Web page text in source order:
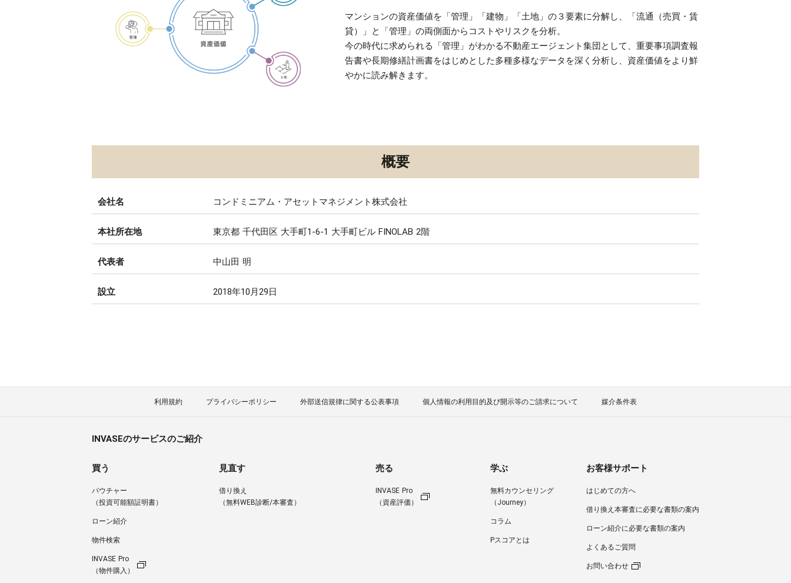
マンションの資産価値を「管理」「建物」「土地」の３要素に分解し、「流通（売買・賃
貸）」と「管理」の両側面からコストやリスクを分析。
今の時代に求められる「管理」がわかる不動産エージェント集団として、重要事項調査報
告書や長期修繕計画書をはじめとした多種多様なデータを深く分析し、資産価値をより鮮
やかに読み解きます。
概要
会社名 コンドミニアム・アセットマネジメント株式会社
本社所在地 東京都 千代田区 大手町1-6-1 大手町ビルFINOLAB 2階
代表者 中山田 明
設立 2018年10月29日
利用規約 プライバシーポリシー 外部送信規律に関する公表事項 個人情報の利用目的及び開示等のご請求について 媒介条件表
INVASEのサービスのご紹介
買う
バウチャー
（投資可能額証明書）
ローン紹介
物件検索
INVASE Pro
（物件購入）
見直す
借り換え
（無料WEB診断/本審査）
売る
INVASE Pro
（資産評価）
学ぶ
無料カウンセリング
（Journey）
コラム
Pスコアとは
お客様サポート
はじめての方へ
借り換え本審査に必要な書類の案内
ローン紹介に必要な書類の案内
よくあるご質問
お問い合わせ